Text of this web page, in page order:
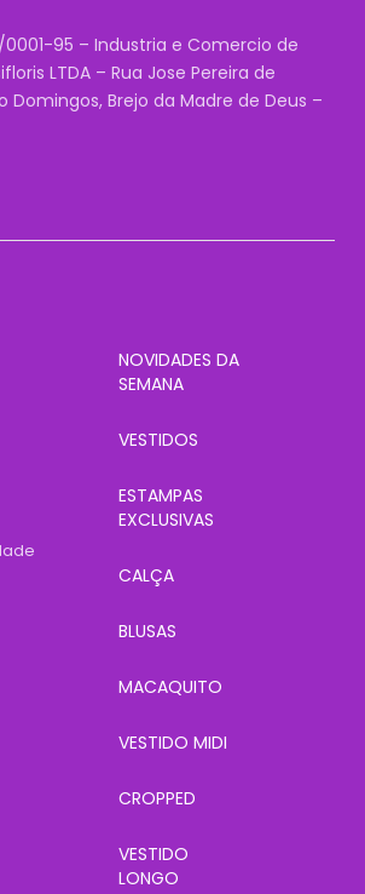
0001-95 – Industria e Comercio de
LTDA – Rua Jose Pereira de
Domingos, Brejo da Madre de Deus –
NOVIDADES DA
SEMANA
VESTIDOS
ESTAMPAS
EXCLUSIVAS
CALÇA
BLUSAS
MACAQUITO
VESTIDO MIDI
CROPPED
VESTIDO
LONGO